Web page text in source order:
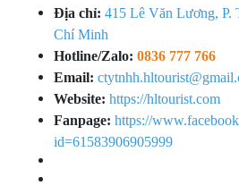
Địa chỉ: 415 Lê Văn Lương, P.
Chí Minh
Hotline/Zalo: 0836 777 766
Email:
Website: https://hltourist.com
Fanpage: https://
id=61583906905999